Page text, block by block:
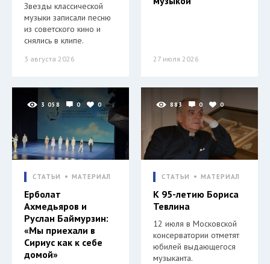
Звезды классической
музыки записали песню
из советского кино и
снялись в клипе.
3 августа 2026 27 июля 2026
3 058 0 0
СТАТЬИ МАТЕРИАЛ
Ерболат
Ахмедьяров и
Руслан Баймурзин:
«Мы приехали в
Сириус как к себе
домой»
883 0 0
СТАТЬИ МАТЕРИАЛ
К 95-летию Бориса
Тевлина
12 июля в Московской
консерватории отметят
юбилей выдающегося
музыканта.